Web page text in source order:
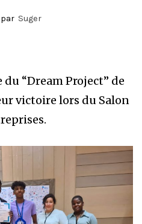
par Suger
“Dream Project” de
victoire lors du Salon